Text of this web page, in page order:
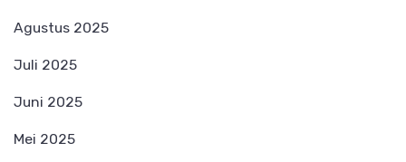
Agustus 2025
Juli 2025
Juni 2025
Mei 2025